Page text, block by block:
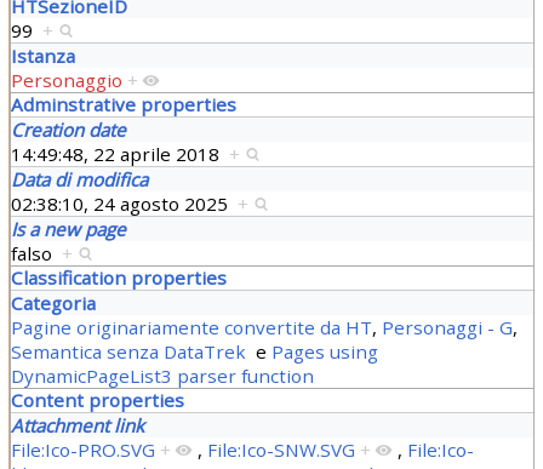
HTSezioneID
99 +
Istanza
Personaggio +
Adminstrative properties
Creation date
14:49:48, 22 aprile 2018 +
Data di modifica
02:38:10, 24 agosto 2025 +
Is a new page
falso +
Classification properties
Categoria
Pagine originariamente convertite da HT, Personaggi - G,
Semantica senza DataTrek e Pages using
DynamicPageList3 parser function
Content properties
Attachment link
File:Ico-PRO.SVG + , File:Ico-SNW.SVG + , File:Ico-